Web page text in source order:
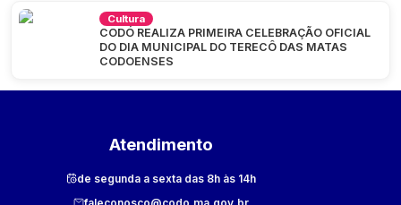
Cultura
CODÓ REALIZA PRIMEIRA CELEBRAÇÃO OFICIAL
DO DIA MUNICIPAL DO TERECÔ DAS MATAS
CODOENSES
Atendimento
de segunda a sexta das 8h às 14h